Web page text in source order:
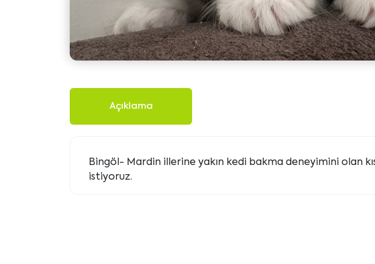
Açıklama
Bingöl- Mardin illerine yakın kedi bakma deneyimini olan
istiyoruz.